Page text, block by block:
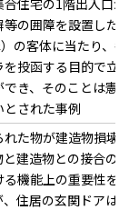
住宅の1階出入口
等の囲障を設置した
の客体に当たり、
投函する目的で立
き、そのことは憲
とされた事例
た物が建造物損壊
建造物との接合の
機能上の重要性を
住居の玄関ドアは